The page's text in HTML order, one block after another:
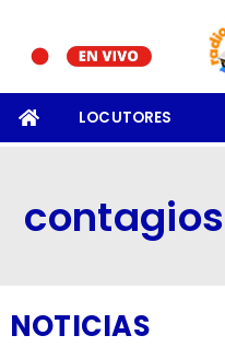
LOCUTORES
contagios
NOTICIAS